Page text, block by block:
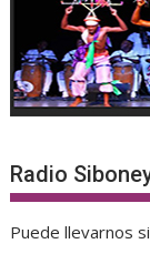
Radio
Puede llevarnos